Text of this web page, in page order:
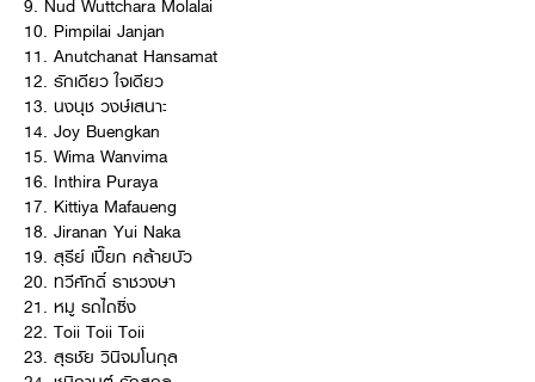
9. Nud Wuttchara Molalai
10. Pimpilai Janjan
11. Anutchanat Hansamat
12. รักเดียว ใจเดียว
13. นงนุช วงษ์เสนาะ
14. Joy Buengkan
15. Wima Wanvima
16. Inthira Puraya
17. Kittiya Mafaueng
18. Jiranan Yui Naka
19. สุรีย์ เปี๊ยก คล้ายบัว
20. ทวีศักดิ์ ราชวงษา
21. หมู รถไถซิ่ง
22. Toii Toii Toii
23. สุรชัย วินิจมโนกุล